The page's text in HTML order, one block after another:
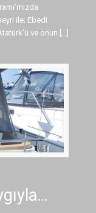
ile; Ebedi
ve onun […]